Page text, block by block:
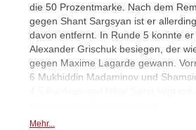
die 50 Prozentmarke. Nach dem
gegen Shant Sargsyan ist er
davon entfernt. In Runde 5 konnte
Alexander Grischuk besiegen, der
gegen Maxime Lagarde gewann.
6 Mukhiddin Madaminov und
Mehr...